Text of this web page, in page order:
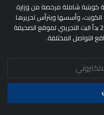
كويتية شاملة مرخصة من وزارة
الكويت، وأسسها ويترأس تحريرها
الكاتب/ مطلق الحريجي ، وفي مايو 2024 بدأ البث التجريبي لموقع الصحيفة
التواصل المختلفة.